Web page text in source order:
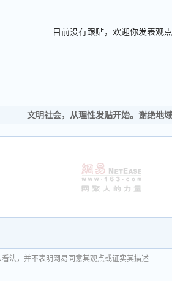
目前没有跟贴，欢迎你发表观点
文明社会，从理性发贴开始。谢绝地
法，并不表明网易同意其观点或证实其描述